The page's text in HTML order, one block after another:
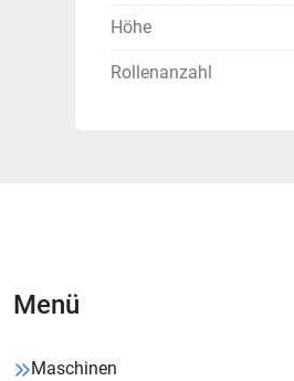
Höhe
Rollenanzahl
Menü
Maschinen